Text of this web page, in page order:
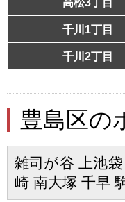
千川1丁目
千川2丁目
豊島区の
雑司が谷 上池
崎 南大塚 千早